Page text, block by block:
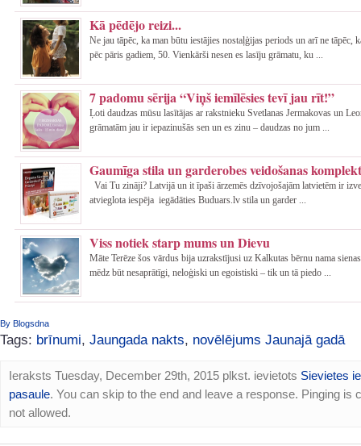
Kā pēdējo reizi...
Ne jau tāpēc, ka man būtu iestājies nostaļģijas periods un arī ne tāpēc,
pēc pāris gadiem, 50. Vienkārši nesen es lasīju grāmatu, ku ...
7 padomu sērija “Viņš iemīlēsies tevī jau rīt!”
Ļoti daudzas mūsu lasītājas ar rakstnieku Svetlanas Jermakovas un
grāmatām jau ir iepazinušās sen un es zinu – daudzas no jum ...
Gaumīga stila un garderobes veidošanas
Vai Tu zināji? Latvijā un it īpaši ārzemēs dzīvojošajām latvietēm ir
atvieglota iespēja iegādāties Buduars.lv stila un garder ...
Viss notiek starp mums un Dievu
Māte Terēze šos vārdus bija uzrakstījusi uz Kalkutas bērnu nama
mēdz būt nesaprātīgi, neloģiski un egoistiski – tik un tā piedo ...
By Blogsdna
Tags: brīnumi, Jaungada nakts, novēlējums Jaunajā gadā
Ieraksts Tuesday, December 29th, 2015 plkst. ievietots Sievietes
pasaule. You can skip to the end and leave a response. Pinging is
not allowed.